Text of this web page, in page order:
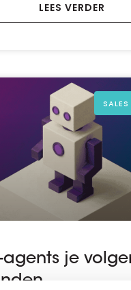
LEES VERDER
agents je